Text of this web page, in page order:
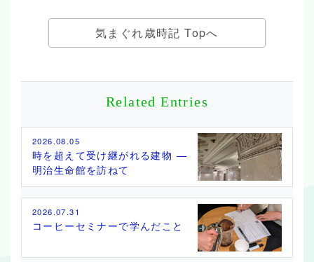
気まぐれ歳時記 Topへ
Related Entries
2026.08.05
時を超えて受け継がれる建物 ―
明治生命館を訪ねて
2026.07.31
コーヒーセミナーで学んだこと